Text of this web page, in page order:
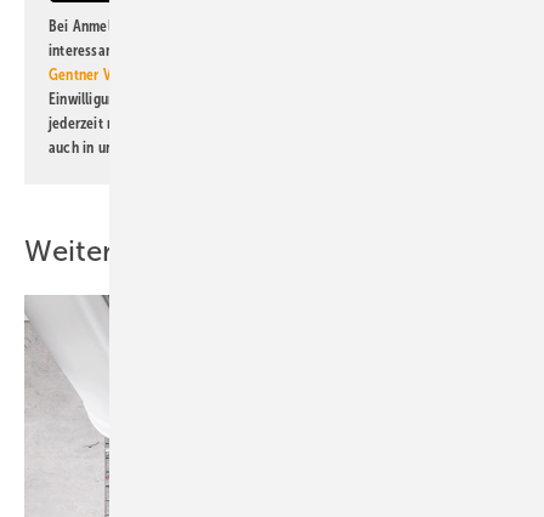
Bei Anmeldung zu diesem Newsletter bin ich damit einverstanden, über
interessante Verlags- und Online-Angebote
Gentner Verlag GmbH & Co. KG
Einwilligung kann ich jederzeit widerrufen und eine Abmeldung ist
jederzeit möglich. Informationen zum Umgang mit Daten finden Sie
auch in unserer
Weitere Inhalte